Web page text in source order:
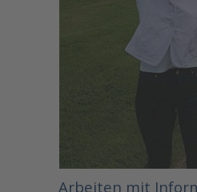
Arbeiten mit